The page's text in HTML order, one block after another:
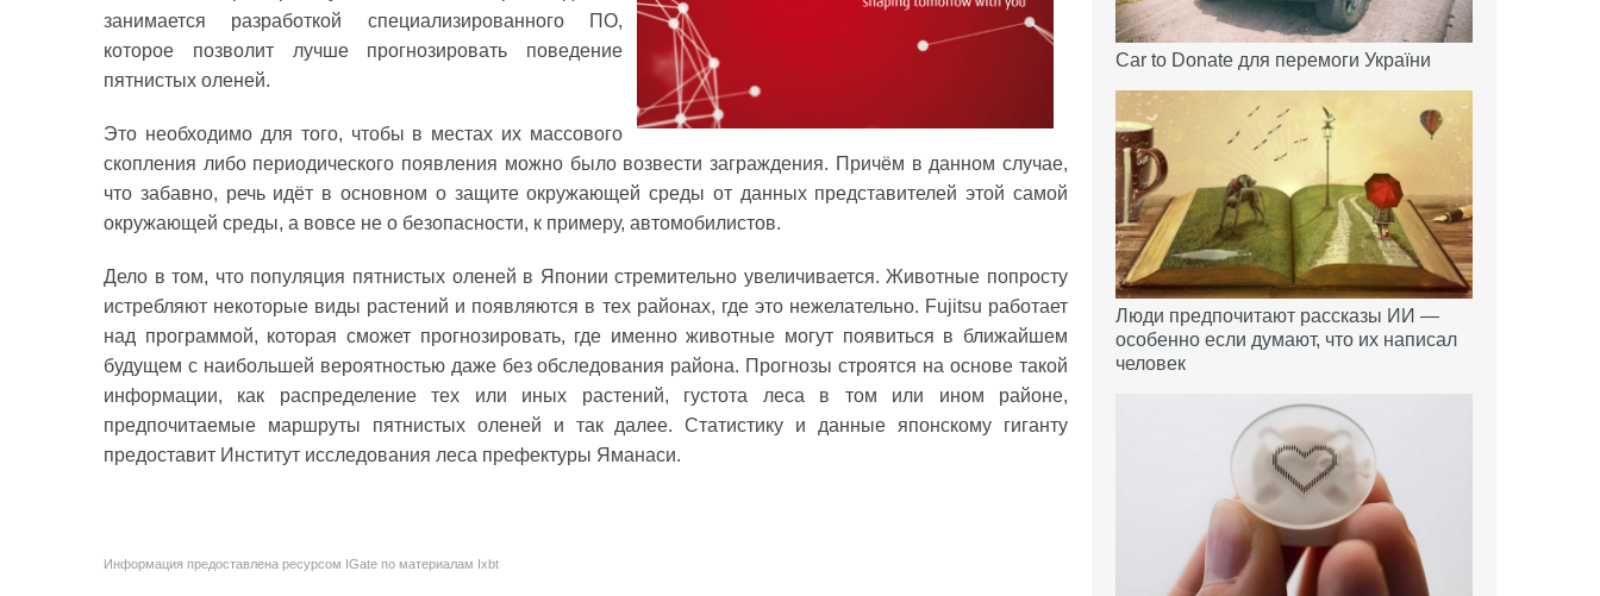
занимается разработкой специализированного ПО,
которое позволит лучше прогнозировать поведение
пятнистых оленей.
Это необходимо для того, чтобы в местах их массового
скопления либо периодического появления можно было возвести заграждения. Причём в данном случае,
что забавно, речь идёт в основном о защите окружающей среды от данных представителей этой самой
окружающей среды, а вовсе не о безопасности, к примеру, автомобилистов.
Дело в том, что популяция пятнистых оленей в Японии стремительно увеличивается. Животные попросту
истребляют некоторые виды растений и появляются в тех районах, где это нежелательно. Fujitsu работает
над программой, которая сможет прогнозировать, где именно животные могут появиться в ближайшем
будущем с наибольшей вероятностью даже без обследования района. Прогнозы строятся на основе такой
информации, как распределение тех или иных растений, густота леса в том или ином районе,
предпочитаемые маршруты пятнистых оленей и так далее. Статистику и данные японскому гиганту
предоставит Институт исследования леса префектуры Яманаси.
Информация предоставлена ресурсом IGate по материалам Ixbt
Car to Donate для перемоги України
Люди предпочитают рассказы ИИ —
особенно если думают, что их написал
человек